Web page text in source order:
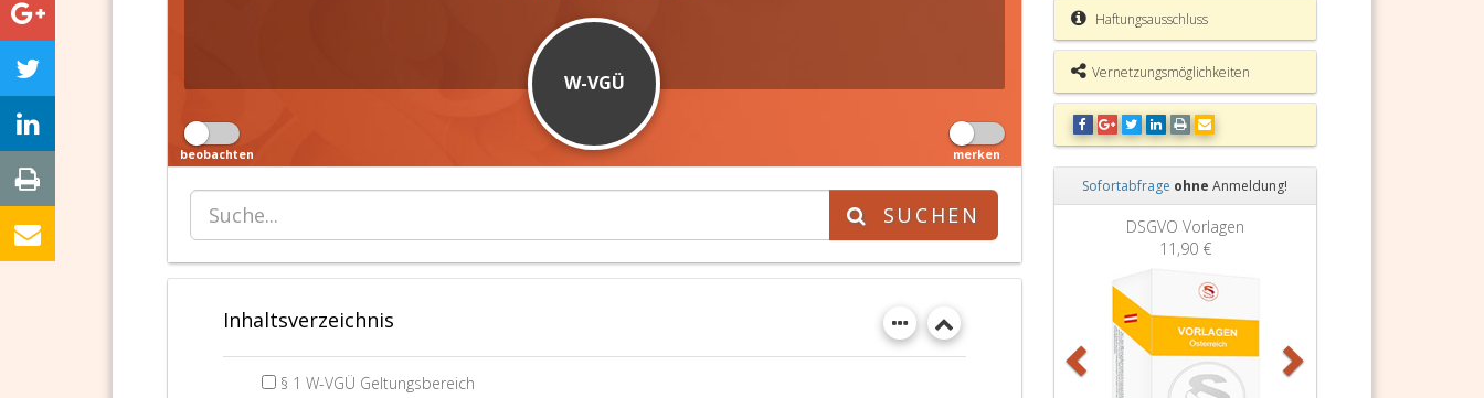
W-VGÜ
beobachten merken
SUCHEN
Inhaltsverzeichnis
§ 1 W-VGÜ Geltungsbereich
Haftungsausschluss
Vernetzungsmöglichkeiten
Sofortabfrage ohne Anmeldung!
DSGVO Vorlagen
11,90 €
Zurück